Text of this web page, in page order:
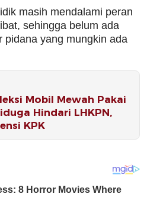
masih mendalami peran
sehingga belum ada
pidana yang mungkin ada
Mobil Mewah Pakai
Hindari LHKPN,
KPK